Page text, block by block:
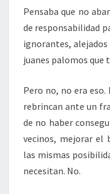
Pensaba que no
de responsabilidad
ignorantes,
juanes palomos que
Pero no, no era
rebrincan ante un
de no haber
vecinos, mejorar el
las mismas
necesitan. No.